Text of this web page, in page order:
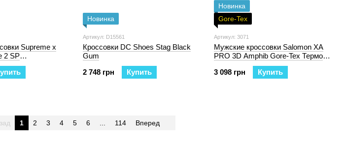
Supreme x
2 SP
Новинка
Артикул: D15561
Кроссовки DC Shoes Stag Black
Gum
2 748 грн
Купить
Новинка
Gore-Tex
Артикул: 3071
Мужские кроссовки Salomon XA
PRO 3D Amphib Gore-Tex Термо
3 098 грн
Купить
1 2 3 4 5 6 114 Вперед